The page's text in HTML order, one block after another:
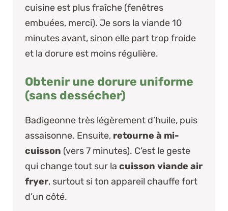
cuisine est plus fraîche (fenêtres
embuées, merci). Je sors la viande 10
minutes avant, sinon elle part trop froide
et la dorure est moins régulière.
Obtenir une dorure uniforme
(sans dessécher)
Badigeonne très légèrement d’huile, puis
assaisonne. Ensuite, retourne à mi-
cuisson (vers 7 minutes). C’est le geste
qui change tout sur la cuisson viande air
fryer, surtout si ton appareil chauffe fort
d’un côté.